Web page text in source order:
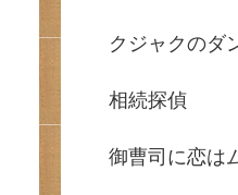
クジャクのダ
相続探偵
御曹司に恋は